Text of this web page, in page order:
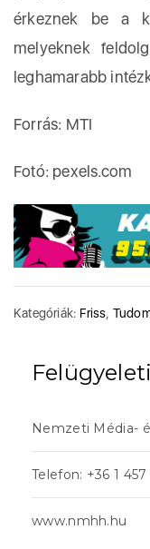
érkeznek be a
melyeknek
leghamarabb
Forrás: MTI
Fotó: pexels.com
Kategóriák: Friss
Nemzeti Média-
Telefon: +36 1
www.nmhh.hu